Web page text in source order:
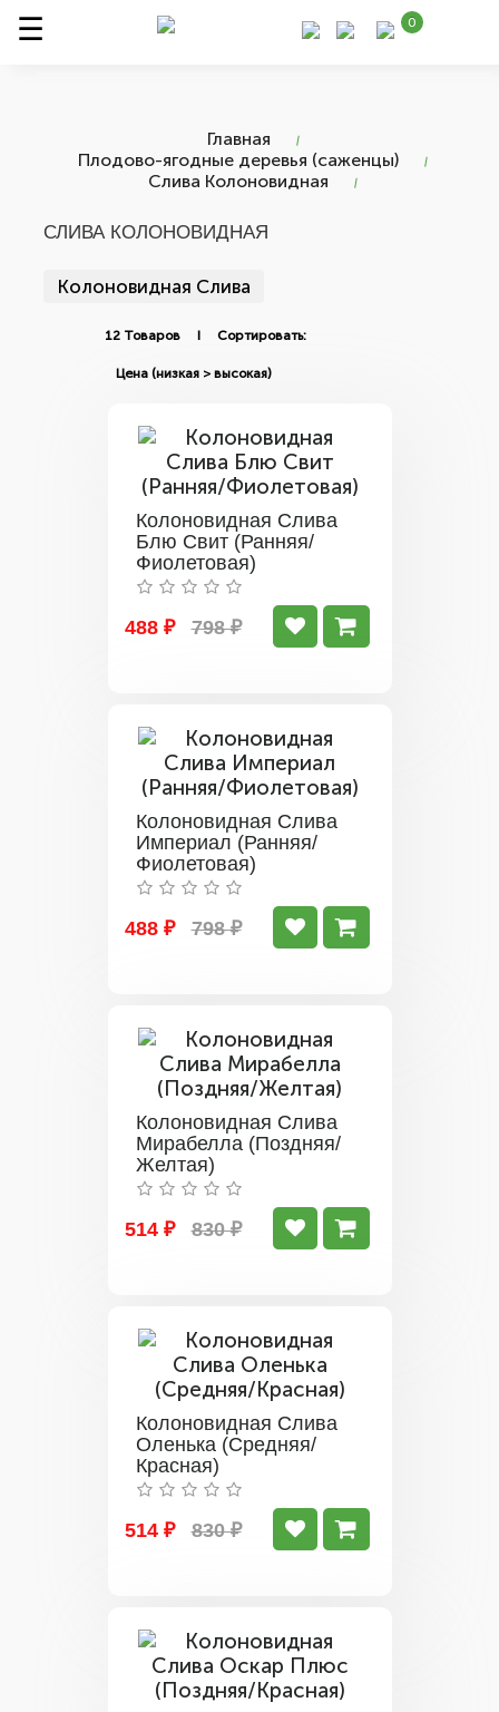
0
Главная
Плодово-ягодные деревья (саженцы)
Слива Колоновидная
СЛИВА КОЛОНОВИДНАЯ
Колоновидная Слива
12 Товаров I Сортировать:
Колоновидная Слива
Блю Свит (Ранняя/
Фиолетовая)
488 ₽ 798 ₽
Колоновидная Слива
Империал (Ранняя/
Фиолетовая)
488 ₽ 798 ₽
Колоновидная Слива
Мирабелла (Поздняя/
Желтая)
514 ₽ 830 ₽
Колоновидная Слива
Оленька (Средняя/
Красная)
514 ₽ 830 ₽